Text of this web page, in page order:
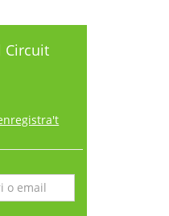
Circuit